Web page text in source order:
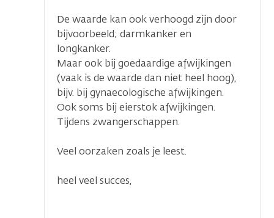
De waarde kan ook verhoogd zijn door
bijvoorbeeld; darmkanker en
longkanker.
Maar ook bij goedaardige afwijkingen
(vaak is de waarde dan niet heel hoog),
bijv. bij gynaecologische afwijkingen.
Ook soms bij eierstok afwijkingen.
Tijdens zwangerschappen.
Veel oorzaken zoals je leest.
heel veel succes,